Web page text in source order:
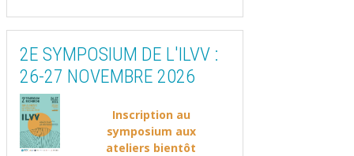
2E SYMPOSIUM DE L'ILVV :
26-27 NOVEMBRE 2026
Inscription au
symposium aux
ateliers bientôt